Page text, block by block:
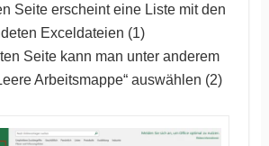
Seite erscheint eine Liste mit den
Exceldateien (1)
Seite kann man unter anderem
Arbeitsmappe“ auswählen (2)